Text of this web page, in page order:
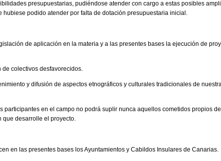
presupuestarias, pudiéndose atender con cargo a estas posibles
hubiese podido atender por falta de dotación presupuestaria inicial.
de aplicación en la materia y a las presentes bases la ejecución de
colectivos desfavorecidos.
y difusión de aspectos etnográficos y culturales tradicionales de
participantes en el campo no podrá suplir nunca aquellos cometidos propios
que desarrolle el proyecto.
en las presentes bases los Ayuntamientos y Cabildos Insulares de Canarias.